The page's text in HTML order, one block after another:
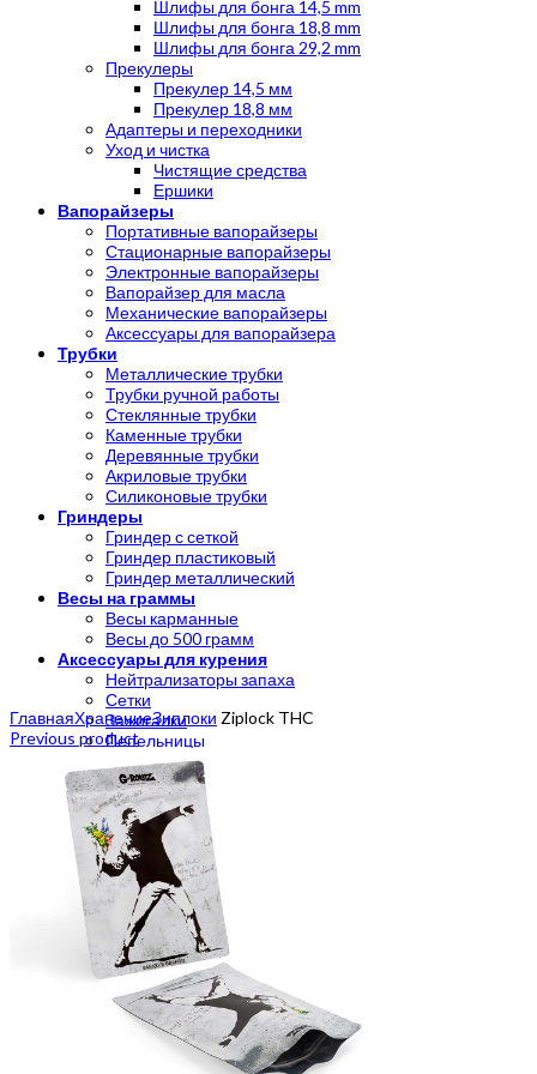
Шлифы для бонга 14,5 mm
Шлифы для бонга 18,8 mm
Шлифы для бонга 29,2 mm
Прекулеры
Прекулер 14,5 мм
Прекулер 18,8 мм
Адаптеры и переходники
Уход и чистка
Чистящие средства
Ершики
Вапорайзеры
Портативные вапорайзеры
Стационарные вапорайзеры
Электронные вапорайзеры
Вапорайзер для масла
Механические вапорайзеры
Аксессуары для вапорайзера
Трубки
Металлические трубки
Трубки ручной работы
Стеклянные трубки
Каменные трубки
Деревянные трубки
Акриловые трубки
Силиконовые трубки
Гриндеры
Гриндер с сеткой
Гриндер пластиковый
Гриндер металлический
Весы на граммы
Весы карманные
Весы до 500 грамм
Аксессуары для курения
Нейтрализаторы запаха
Сетки
Зажигалки
Пепельницы
Подносы
Японские капли
CBD
CannaStyle
Хранение
Тайники
Зиплоки
Click Box
Вакуумные контейнеры
Бумажки и фильтры
Бумага для самокруток
Бланты
Конусы
Handmade
Мерч Crazybong
Click to enlarge
ГлавнаяХранениеЗиплоки Ziplock THC
Previous product